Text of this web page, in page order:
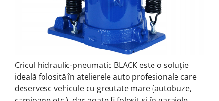
Cricul hidraulic-pneumatic BLACK este o soluție
ideală folosită în atelierele auto profesionale care
deservesc vehicule cu greutate mare (autobuze,